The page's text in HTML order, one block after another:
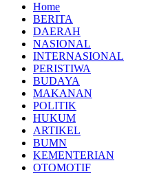
Home
BERITA
DAERAH
NASIONAL
INTERNASIONAL
PERISTIWA
BUDAYA
MAKANAN
POLITIK
HUKUM
ARTIKEL
BUMN
KEMENTERIAN
OTOMOTIF